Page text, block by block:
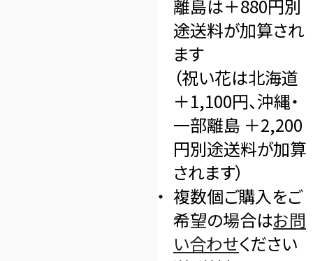
離島は＋880円別
途送料が加算され
ます
（祝い花は北海道
＋1,100円、沖縄・
一部離島 ＋2,200
円別途送料が加算
されます）
複数個ご購入をご
希望の場合はお問
い合わせください